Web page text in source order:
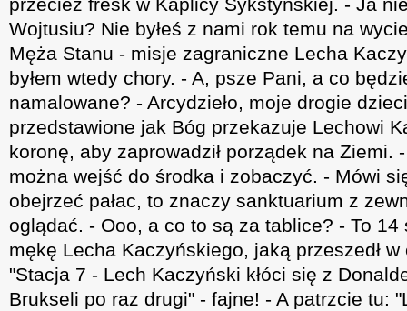
Wojtusiu? Nie byłeś z nami rok temu na
Męża Stanu - misje zagraniczne Lecha
byłem wtedy chory. - A, psze Pani, a co
namalowane? - Arcydzieło, moje drogie
przedstawione jak Bóg przekazuje Lechowi
koronę, aby zaprowadził porządek na Ziemi.
można wejść do środka i zobaczyć. - Mówi
obejrzeć pałac, to znaczy sanktuarium z
oglądać. - Ooo, a co to są za tablice? - To
mękę Lecha Kaczyńskiego, jaką przeszedł
"Stacja 7 - Lech Kaczyński kłóci się z
Brukseli po raz drugi" - fajne! - A patrzcie tu: